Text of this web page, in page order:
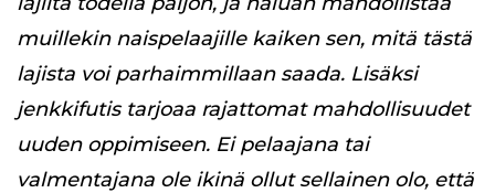
muillekin naispelaajille kaiken sen, mitä tästä
lajista voi parhaimmillaan saada. Lisäksi
jenkkifutis tarjoaa rajattomat mahdollisuudet
uuden oppimiseen. Ei pelaajana tai
valmentajana ole ikinä ollut sellainen olo, että